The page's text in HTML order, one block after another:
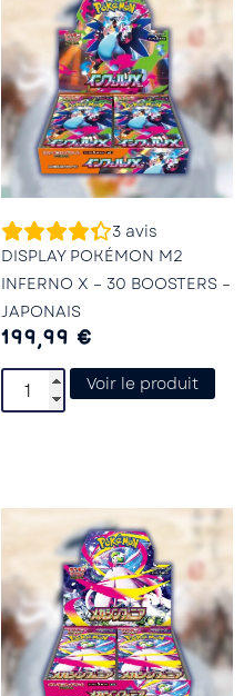
3 avis
DISPLAY POKÉMON M2
INFERNO X – 30 BOOSTERS –
JAPONAIS
199,99 €
Voir le produit